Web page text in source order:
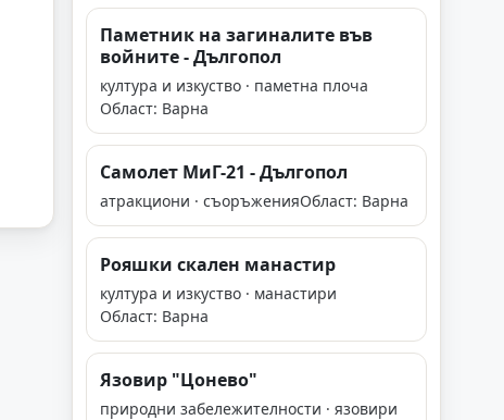
Паметник на загиналите във
войните - Дългопол
култура и изкуство · паметна плоча
Област: Варна
Самолет МиГ-21 - Дългопол
атракциони · съоръженияОбласт: Варна
Рояшки скален манастир
култура и изкуство · манастири
Област: Варна
Язовир "Цонево"
природни забележителности · язовири